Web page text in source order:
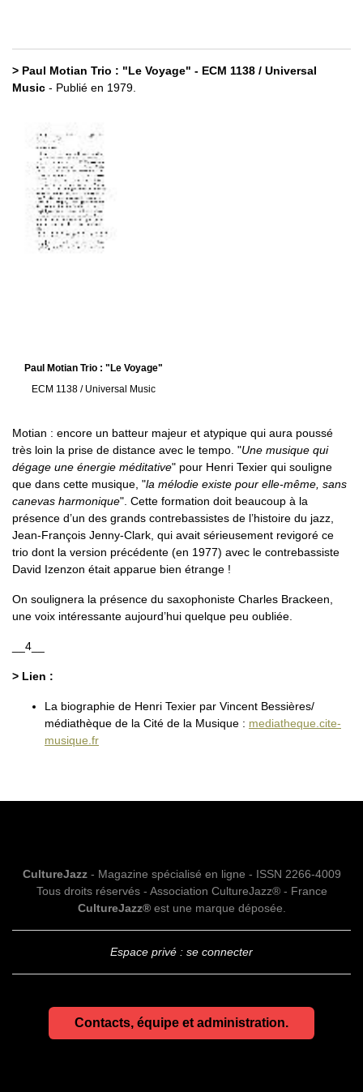
> Paul Motian Trio : "Le Voyage" - ECM 1138 / Universal
Music - Publié en 1979.
Paul Motian Trio : "Le Voyage"
ECM 1138 / Universal Music
Motian : encore un batteur majeur et atypique qui aura poussé
très loin la prise de distance avec le tempo. "Une musique qui
dégage une énergie méditative" pour Henri Texier qui souligne
que dans cette musique, "la mélodie existe pour elle-même, sans
canevas harmonique". Cette formation doit beaucoup à la
présence d’un des grands contrebassistes de l’histoire du jazz,
Jean-François Jenny-Clark, qui avait sérieusement revigoré ce
trio dont la version précédente (en 1977) avec le contrebassiste
David Izenzon était apparue bien étrange !
On soulignera la présence du saxophoniste Charles Brackeen,
une voix intéressante aujourd’hui quelque peu oubliée.
__4__
> Lien :
La biographie de Henri Texier par Vincent Bessières/
médiathèque de la Cité de la Musique : mediatheque.cite-
musique.fr
CultureJazz- Magazine spécialisé en ligne - ISSN 2266-4009
Tous droits réservés - Association CultureJazz® - France
CultureJazz®est une marque déposée.
Espace privé : se connecter
Contacts, équipe et administration.